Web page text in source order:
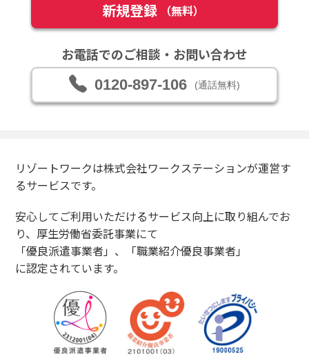
新規登録 （無料）
お電話でのご相談・お問い合わせ
0120-897-106 (通話無料)
リゾートワークは株式会社ワークステーションが運営す
るサービスです。
安心してご利用いただけるサービス向上に取り組んでお
り、厚生労働省委託事業にて
「優良派遣事業者」、「職業紹介優良事業者」
に認定されています。